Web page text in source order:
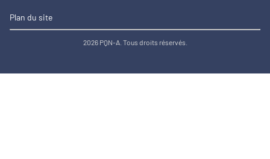
Plan du site
2026 PQN-A. Tous droits réservés.